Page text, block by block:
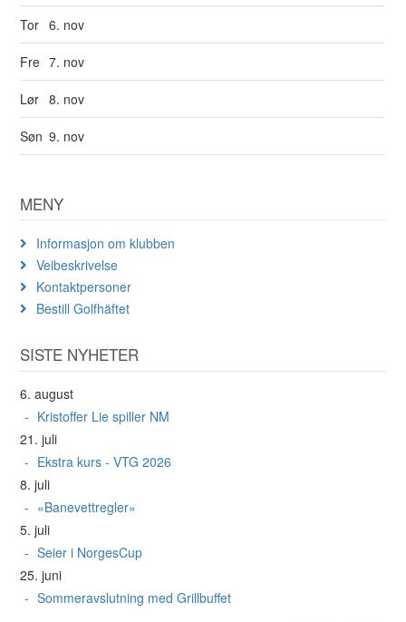
Tor 6. nov
Fre 7. nov
Lør 8. nov
Søn 9. nov
MENY
Informasjon om klubben
Veibeskrivelse
Kontaktpersoner
Bestill Golfhäftet
SISTE NYHETER
6. august
Kristoffer Lie spiller NM
21. juli
Ekstra kurs - VTG 2026
8. juli
«Banevettregler»
5. juli
Seier i NorgesCup
25. juni
Sommeravslutning med Grillbuffet